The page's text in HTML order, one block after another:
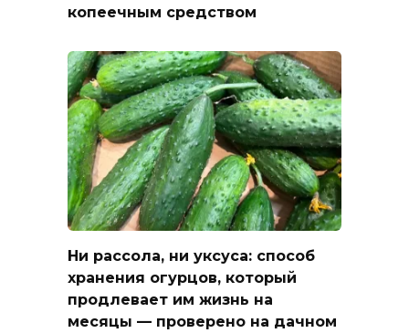
копеечным средством
Ни рассола, ни уксуса: способ
хранения огурцов, который
продлевает им жизнь на
месяцы — проверено на дачном